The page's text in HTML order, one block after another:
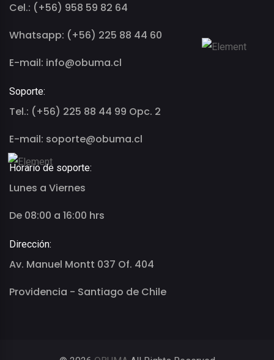
Cel.: (+56) 958 59 82 64
Whatsapp: (+56) 225 88 44 60
E-mail: info@obuma.cl
Soporte:
Tel.: (+56) 225 88 44 99 Opc. 2
E-mail: soporte@obuma.cl
Horario de soporte:
Lunes a Viernes
De 08:00 a 16:00 hrs
Dirección:
Av. Manuel Montt 037 Of. 404
Providencia - Santiago de Chile